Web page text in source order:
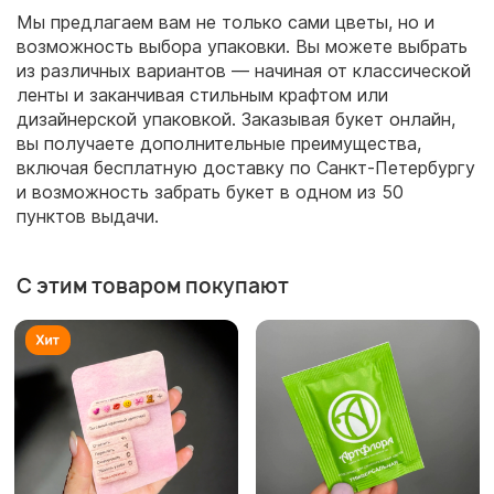
Мы предлагаем вам не только сами цветы, но и
возможность выбора упаковки. Вы можете выбрать
из различных вариантов — начиная от классической
ленты и заканчивая стильным крафтом или
дизайнерской упаковкой. Заказывая букет онлайн,
вы получаете дополнительные преимущества,
включая бесплатную доставку по Санкт-Петербургу
и возможность забрать букет в одном из 50
пунктов выдачи.
С этим товаром покупают